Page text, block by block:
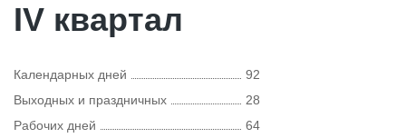
IV квартал
Календарных дней
92
Выходных и праздничных
28
Рабочих дней
64